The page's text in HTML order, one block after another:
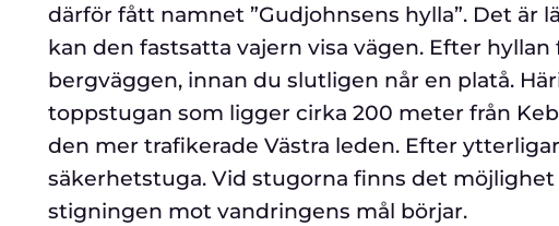
därför fått namnet ”Gudjohnsens hylla”. Det
kan den fastsatta vajern visa vägen. Efter
bergväggen, innan du slutligen når en platå.
toppstugan som ligger cirka 200 meter från
den mer trafikerade Västra leden. Efter
säkerhetstuga. Vid stugorna finns det
stigningen mot vandringens mål börjar.